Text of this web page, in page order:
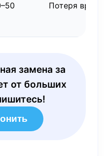
Потеря
замена за
от больших